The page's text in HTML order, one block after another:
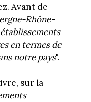
Avant de
Rhône-
en termes de
notre pays".
sur la